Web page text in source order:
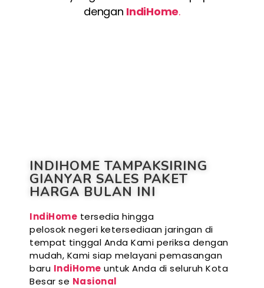
dengan IndiHome.
INDIHOME TAMPAKSIRING
GIANYAR SALES PAKET
HARGA BULAN INI
IndiHome tersedia hingga
pelosok negeri ketersediaan jaringan di
tempat tinggal Anda Kami periksa dengan
mudah, Kami siap melayani pemasangan
baru IndiHome untuk Anda di seluruh Kota
Besar se Nasional